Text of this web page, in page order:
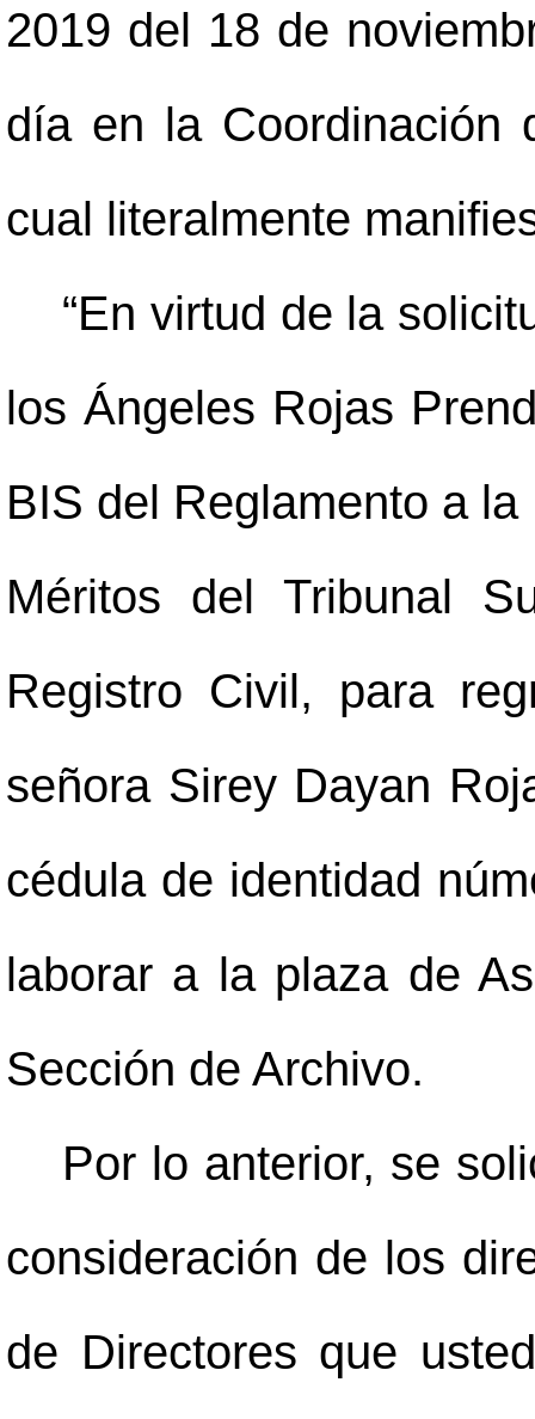
2019 del 18 de
día en la Coordinación
cual literalmente
“En virtud de la
los Ángeles Rojas
BIS del Reglamento a
Méritos del Tribunal
Registro Civil, para
señora Sirey Dayan
cédula de identidad
laborar a la plaza de
Sección de Archivo.
Por lo anterior, se
consideración de los
de Directores que